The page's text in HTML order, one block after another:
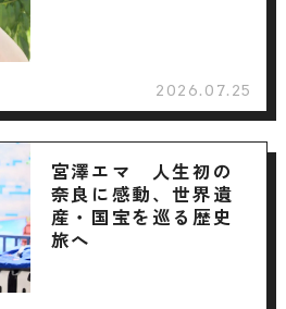
2026.07.25
宮澤エマ 人生初の
奈良に感動、世界遺
産・国宝を巡る歴史
旅へ